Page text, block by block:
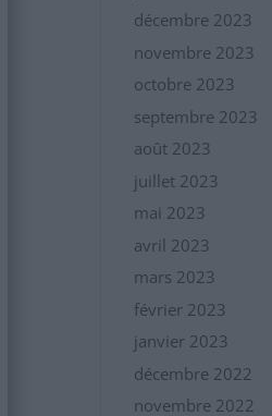
décembre 2023
novembre 2023
octobre 2023
septembre 2023
août 2023
juillet 2023
mai 2023
avril 2023
mars 2023
février 2023
janvier 2023
décembre 2022
novembre 2022